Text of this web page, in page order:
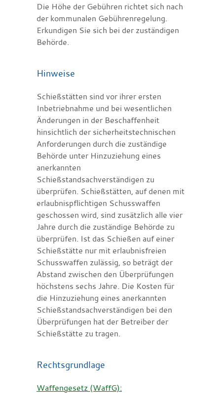
Die Höhe der Gebühren richtet sich nach
der kommunalen Gebührenregelung.
Erkundigen Sie sich bei der zuständigen
Behörde.
Hinweise
Schießstätten sind vor ihrer ersten
Inbetriebnahme und bei wesentlichen
Änderungen in der Beschaffenheit
hinsichtlich der sicherheitstechnischen
Anforderungen durch die zuständige
Behörde unter Hinzuziehung eines
anerkannten
Schießstandsachverständigen zu
überprüfen. Schießstätten, auf denen mit
erlaubnispflichtigen Schusswaffen
geschossen wird, sind zusätzlich alle vier
Jahre durch die zuständige Behörde zu
überprüfen. Ist das Schießen auf einer
Schießstätte nur mit erlaubnisfreien
Schusswaffen zulässig, so beträgt der
Abstand zwischen den Überprüfungen
höchstens sechs Jahre. Die Kosten für
die Hinzuziehung eines anerkannten
Schießstandsachverständigen bei den
Überprüfungen hat der Betreiber der
Schießstätte zu tragen.
Rechtsgrundlage
Waffengesetz (WaffG):